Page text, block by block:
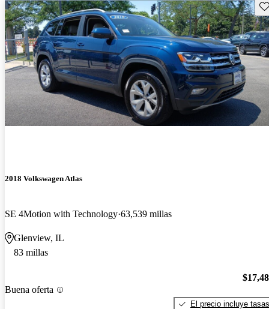
2018 Volkswagen Atlas
SE 4Motion with Technology 63,539 millas
Glenview, IL
83 millas
Buena oferta
El precio incluye tasas